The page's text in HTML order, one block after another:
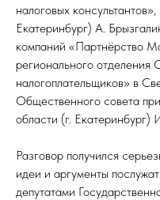
налоговых
Екатеринбург) А.
компаний «Партнёрство
регионального
налогоплательщиков» в
Общественного совета
области (г. Екатеринбург)
Разговор получился
идеи и аргументы
депутатами